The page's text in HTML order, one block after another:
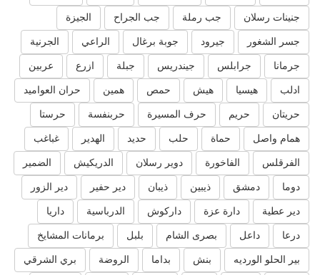
جنينات رسلان جب رملة جب الجراح الجيزة
جسر الشغور جيرود جوبة برغال الراعي الجرنية
جرمانا جرابلس جيندريس جبلة ازرع عربين
ادلب هيسيا هيش حمص همين حران العواميد
حريتان حريم حرف المسيرة حربنفسة حرستا
همام واصل حماة حلب حديد الهدير غباغب
الفرقلس الفاخورة دوير رسلان الدريكيش الضمير
دوما دمشق ذيبين ذيبان دير حفير دير الزور
دير عطية دارة عزة داركوش الدرباسية داريا
درعا داعل بصرى الشام بلبل برمانات المشايخ
بير الحلو الورديه بنش بداما الروضة بري الشرقي